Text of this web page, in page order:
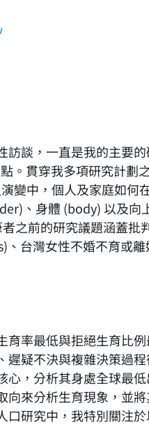
談，一直是我的主要
。貫穿我多項研究計劃
變中，個人及家庭如何
、身體 (body) 以及向
之前的研究議題涵蓋批
台灣女性不婚不育或離
率最低與拒絕生育比
疑不決與複雜決策過
，分析其身處全球最
來分析生育現象，並
研究中，我特別關注